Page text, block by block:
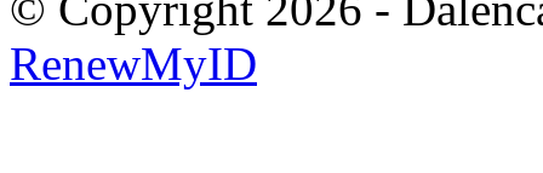
RenewMyID